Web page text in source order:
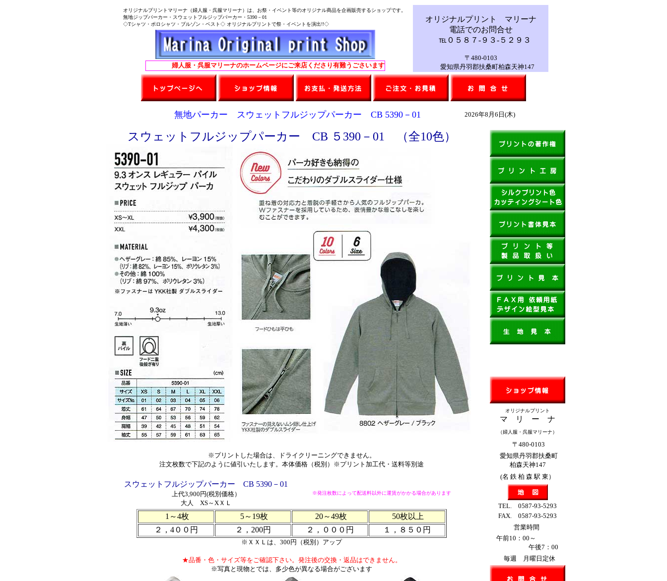
オリジナルプリントマリーナ（婦人服・呉服マリーナ）は、お祭・イベント等のオリジナル商品を企画販売するショップです。
無地ジップパーカー・スウェットフルジップパーカー・5390－01
◇Tシャツ・ポロシャツ・ブルゾン・ベスト◇ オリジナルプリントで祭・イベントを演出!!◇
婦人服・呉服マリーナのホームページにご来店くださり有難うごさいます。※誠に勝手ながら土・日・祭日は問い合わせのみの受付で商品の出荷・在庫確認等はできません。
オリジナルプリント マリーナ
電話でのお問合せ
℡０５８７-９３-５２９３
〒480-0103
愛知県丹羽郡扶桑町柏森天神147
無地パーカー スウェットフルジップパーカー CB 5390－01 2026年8月6日(木)
スウェットフルジップパーカー CB ５390－01 （全10色）
※プリントした場合は、ドライクリーニングできません。
注文枚数で下記のように値引いたします。本体価格（税別）※プリント加工代・送料等別途
スウェットフルジップパーカー CB 5390－01
上代3,900円(税別価格）
大人 XS～XＸＬ
※発注枚数によって配送料以外に運賃がかかる場合があります
1～4枚 5～19枚 20～49枚
50枚以上
２，4００円
２，200円 ２，０００円 １，８５０円
※ＸＸＬは、300円（税別）アップ
★品番・色・サイズ等をご確認下さい。発注後の交換・返品はできません。
※写真と現物とでは、多少色が異なる場合がございます
オリジナルプリント
マ リ ー ナ
（婦人服・呉服マリーナ）
〒480-0103
愛知県丹羽郡扶桑町
柏森天神147
(名 鉄 柏 森 駅 東）
TEL. 0587-93-5293
FAX. 0587-93-5293
営業時間
午前10：00～
午後7：00
毎週 月曜日定休